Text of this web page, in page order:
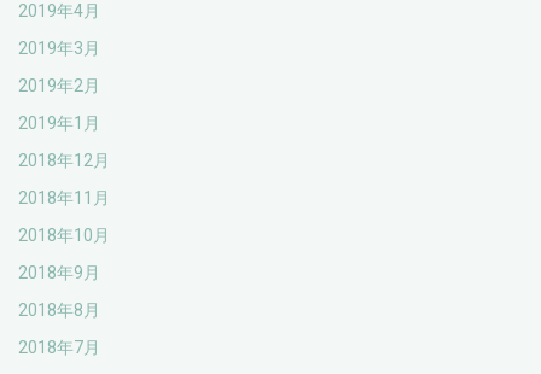
2019年4月
2019年3月
2019年2月
2019年1月
2018年12月
2018年11月
2018年10月
2018年9月
2018年8月
2018年7月